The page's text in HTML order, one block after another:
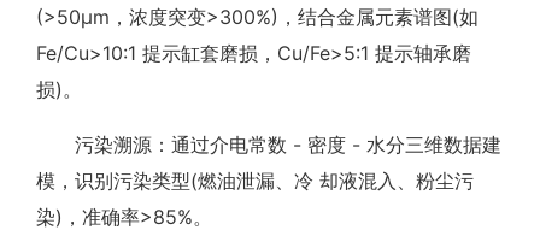
(>50μm，浓度突变>300%)，结合金属元素谱图(如
Fe/Cu>10:1 提示缸套磨损，Cu/Fe>5:1 提示轴承磨
损)。
污染溯源：通过介电常数 - 密度 - 水分三维数据建
模，识别污染类型(燃油泄漏、冷 却液混入、粉尘污
染)，准确率>85%。